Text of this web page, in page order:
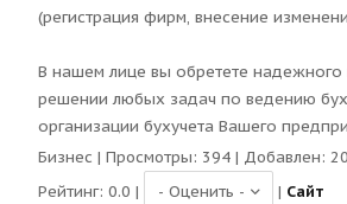
(регистрация фирм, внесение
В нашем лице вы обретете надежного
решении любых задач по ведению
организации бухучета Вашего
Бизнес | Просмотры: 394 | Добавлен:
Рейтинг: 0.0 | | Сайт